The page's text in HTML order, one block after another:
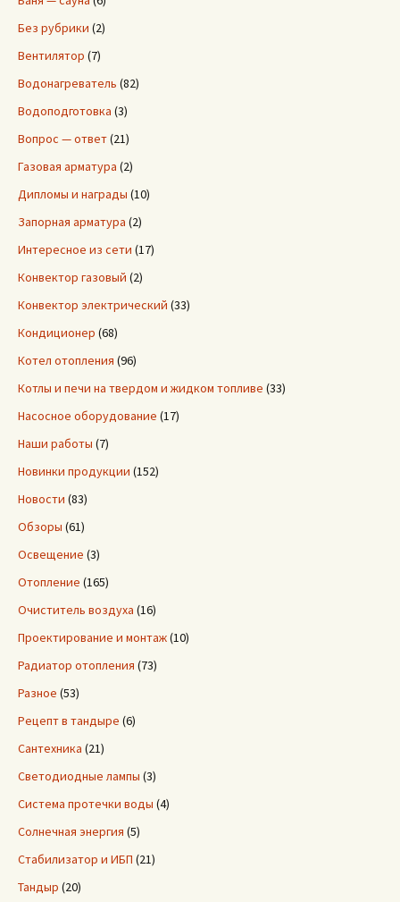
Без рубрики (2)
Вентилятор (7)
Водонагреватель (82)
Водоподготовка (3)
Вопрос — ответ(21)
Газовая арматура (2)
Дипломы и награды (10)
Запорная арматура (2)
Интересное из сети (17)
Конвектор газовый (2)
Конвектор электрический (33)
Кондиционер (68)
Котел отопления (96)
Котлы и печи на твердом и жидком топливе (33)
Насосное оборудование (17)
Наши работы (7)
Новинки продукции (152)
Новости (83)
Обзоры (61)
Освещение (3)
Отопление (165)
Очиститель воздуха (16)
Проектирование и монтаж(10)
Радиатор отопления (73)
Разное (53)
Рецепт в тандыре (6)
Сантехника (21)
Светодиодные лампы (3)
Система протечки воды (4)
Солнечная энергия (5)
Стабилизатор и ИБП (21)
Тандыр (20)